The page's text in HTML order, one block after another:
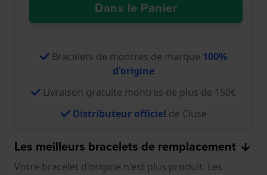
Dans le Panier
Bracelets de montres de marque 100%
d'origine
Livraison gratuite montres de plus de 150€
Distributeur officiel de Cluse
Les meilleurs bracelets de remplacement
Votre bracelet d'origine n'est plus produit. Les